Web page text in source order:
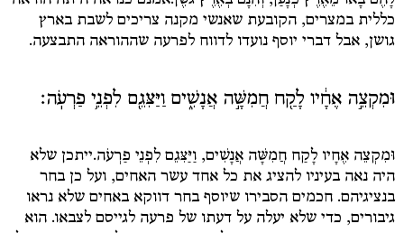
כללית במצרים, הקובעת שאנשי מקנה צריכים לשבת בארץ
גושן, אבל דברי יוסף נועדו לדווח לפרעה שההוראה התבצעה.
וּמִקְצֵ֣ה אֶחָ֔יו לָקַ֖ח חֲמִשָּׁ֣ה אֲנָשִׁ֑ים וַיַּצִּגֵ֖ם לִפְנֵ֥י פַרְעֹֽה׃
וּמִקְצֵה אֶחָיו לָקַח חֲמִשָּׁה אֲנָשִׁים, וַיַּצִּגֵם לִפְנֵי פַרְעֹה.ייתכן שלא
היה נאה בעיניו להציג את כל אחד עשר האחים, ועל כן בחר
בנציגיהם. חכמים הסבירו שיוסף בחר דווקא באחים שלא נראו
גיבורים, כדי שלא יעלה על דעתו של פרעה לגייסם לצבאו. הוא